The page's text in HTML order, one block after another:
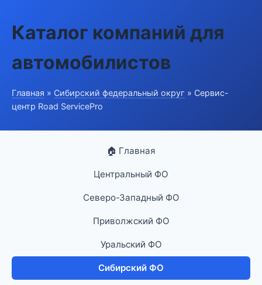
Каталог компаний для
автомобилистов
Главная » Сибирский федеральный округ » Сервис-
центр Road ServicePro
🏠 Главная
Центральный ФО
Северо-Западный ФО
Приволжский ФО
Уральский ФО
Сибирский ФО